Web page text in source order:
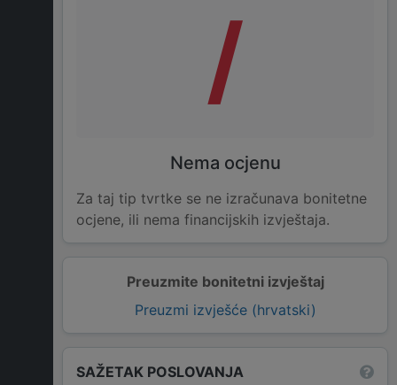
Preuzmite bonitetni izvještaj
Preuzmi izvješće (hrvatski)
/
Nema ocjenu
Za taj tip tvrtke se ne izračunava bonitetne
ocjene, ili nema financijskih izvještaja.
SAŽETAK POSLOVANJA